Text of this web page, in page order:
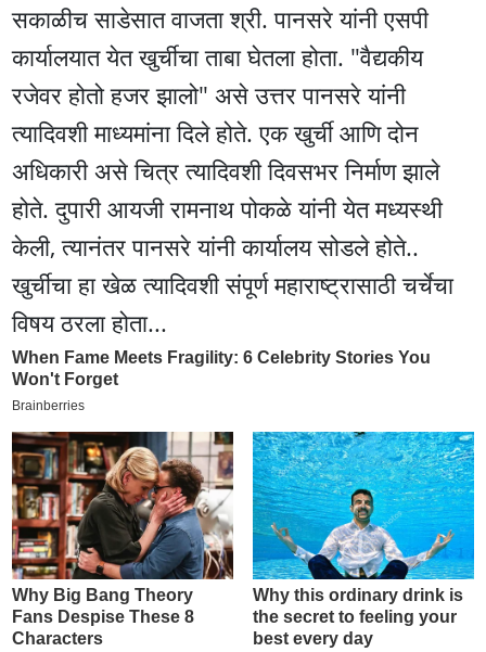
सकाळीच साडेसात वाजता श्री. पानसरे यांनी एसपी
कार्यालयात येत खुर्चीचा ताबा घेतला होता. "वैद्यकीय
रजेवर होतो हजर झालो" असे उत्तर पानसरे यांनी
त्यादिवशी माध्यमांना दिले होते. एक खुर्ची आणि दोन
अधिकारी असे चित्र त्यादिवशी दिवसभर निर्माण झाले
होते. दुपारी आयजी रामनाथ पोकळे यांनी येत मध्यस्थी
केली, त्यानंतर पानसरे यांनी कार्यालय सोडले होते..
खुर्चीचा हा खेळ त्यादिवशी संपूर्ण महाराष्ट्रासाठी चर्चेचा
विषय ठरला होता...